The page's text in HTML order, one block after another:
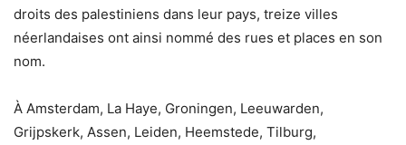
droits des palestiniens dans leur pays, treize villes
néerlandaises ont ainsi nommé des rues et places en son
nom.
À Amsterdam, La Haye, Groningen, Leeuwarden,
Grijpskerk, Assen, Leiden, Heemstede, Tilburg,